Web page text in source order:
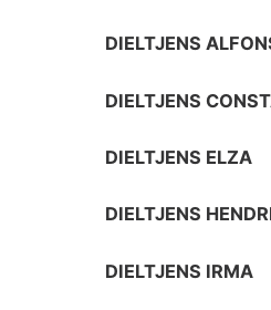
DIELTJENS
DIELTJENS
DIELTJENS ELZA
DIELTJENS
DIELTJENS IRMA